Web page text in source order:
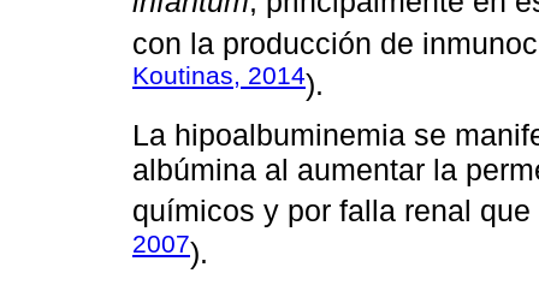
con la producción de
Koutinas, 2014).
La hipoalbuminemia se
albúmina al aumentar la
químicos y por falla renal
2007).